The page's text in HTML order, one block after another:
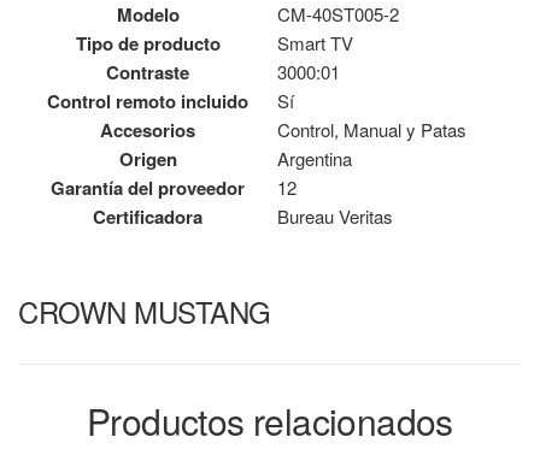
Modelo
CM-40ST005-2
Tipo de producto Smart TV
Contraste 3000:01
Control remoto incluido Sí
Accesorios Control, Manual y Patas
Origen Argentina
Garantía del proveedor 12
Certificadora Bureau Veritas
CROWN MUSTANG
Productos relacionados